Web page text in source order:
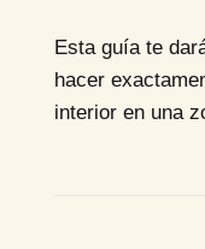
Esta guía te
hacer
interior en una